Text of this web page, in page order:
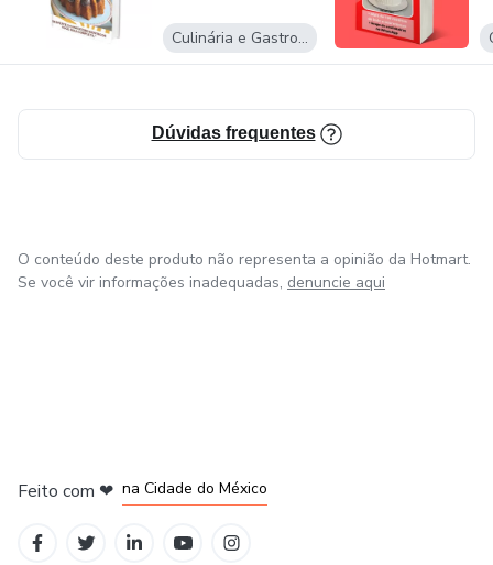
Culinária e Gastronomia
Dúvidas frequentes
O conteúdo deste produto não representa a opinião da Hotmart.
Se você vir informações inadequadas, denuncie aqui
Feito com ❤ na Cidade do México